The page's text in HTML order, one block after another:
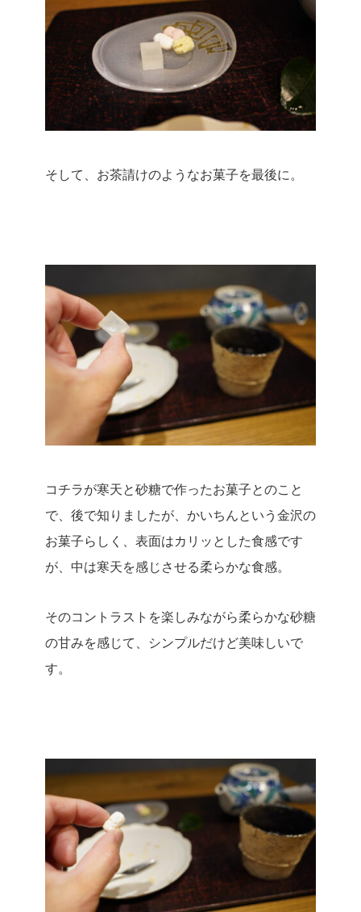
そして、お茶請けのようなお菓子を最後に。
コチラが寒天と砂糖で作ったお菓子とのこと
で、後で知りましたが、かいちんという金沢の
お菓子らしく、表面はカリッとした食感です
が、中は寒天を感じさせる柔らかな食感。
そのコントラストを楽しみながら柔らかな砂糖
の甘みを感じて、シンプルだけど美味しいで
す。